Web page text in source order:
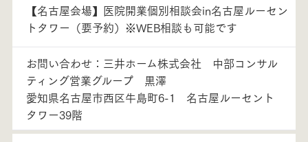
【名古屋会場】医院開業個別相談会in名古屋ルーセン
トタワー（要予約）※WEB相談も可能です
お問い合わせ：三井ホーム株式会社 中部コンサル
ティング営業グループ 黒澤
愛知県名古屋市西区牛島町6-1 名古屋ルーセント
タワー39階